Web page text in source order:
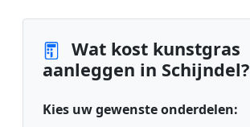
Wat kost kunstgras
aanleggen in Schijndel?
Kies uw gewenste onderdelen: